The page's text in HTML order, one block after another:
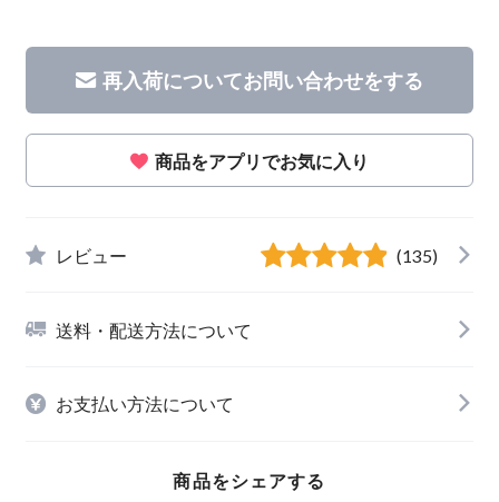
再入荷についてお問い合わせをする
商品をアプリでお気に入り
レビュー (135)
送料・配送方法について
お支払い方法について
商品をシェアする